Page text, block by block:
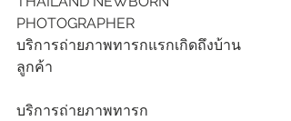
PHOTOGRAPHER
บริการถ่ายภาพทารกแรกเกิดถึงบ้าน
ลูกค้า
บริการถ่ายภาพทารก